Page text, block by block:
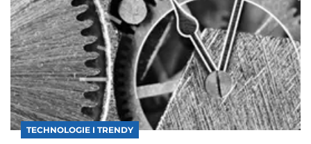
TECHNOLOGIE I TRENDY